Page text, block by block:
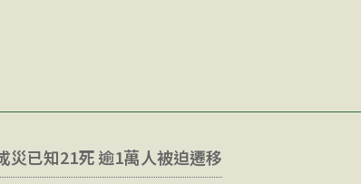
災已知21死 逾1萬人被迫遷移